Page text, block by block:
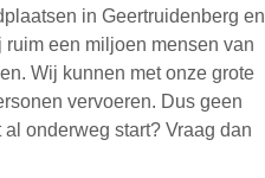
in Geertruidenberg en
een miljoen mensen van
Wij kunnen met onze grote
vervoeren. Dus geen
onderweg start? Vraag dan